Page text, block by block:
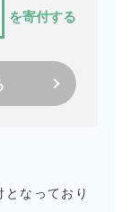
を寄付する
なっており